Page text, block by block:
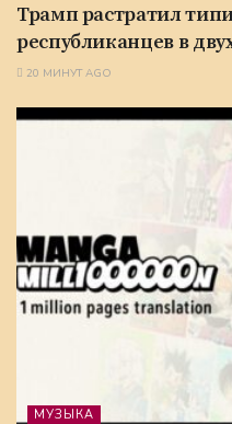
Трамп растратил
республиканцев в
20 МИНУТ AGO
МУЗЫКА